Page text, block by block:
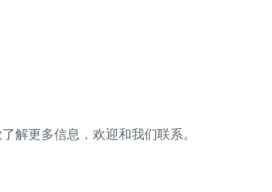
解更多信息，欢迎和我们联系。